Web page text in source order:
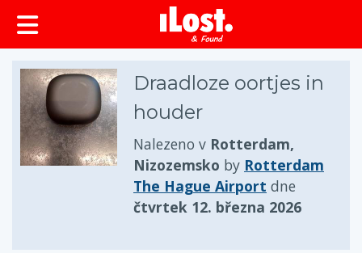
obsah
Draadloze oortjes in
houder
Nalezeno v Rotterdam,
Nizozemsko by Rotterdam
The Hague Airport dne
čtvrtek 12. března 2026